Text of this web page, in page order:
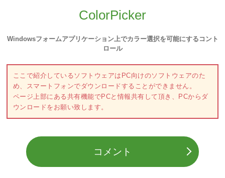
ColorPicker
Windowsフォームアプリケーション上でカラー選択を可能にするコント
ロール
ここで紹介しているソフトウェアはPC向けのソフトウェアのた
め、スマートフォンでダウンロードすることができません。
ページ上部にある共有機能でPCと情報共有して頂き、PCからダ
ウンロードをお願い致します。
コメント